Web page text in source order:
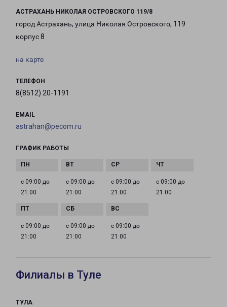
АСТРАХАНЬ НИКОЛАЯ ОСТРОВСКОГО 119/8
город Астрахань, улица Николая Островского, 119
корпус 8
на карте
ТЕЛЕФОН
8(8512) 20-1191
EMAIL
astrahan@pecom.ru
ГРАФИК РАБОТЫ
с 09:00 до
21:00
с 09:00 до
21:00
с 09:00 до
21:00
с 09:00 до
21:00
с 09:00 до
21:00
с 09:00 до
21:00
с 09:00 до
21:00
Филиалы в Туле
ТУЛА